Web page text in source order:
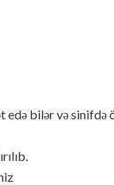
edə bilər və sinifdə